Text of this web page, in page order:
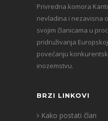
Privredna komora
nevladina i nezavisna
svojim članicama u
pridruživanja
povećanju
inozemstvu.
BRZI LINKOVI
Kako postati član